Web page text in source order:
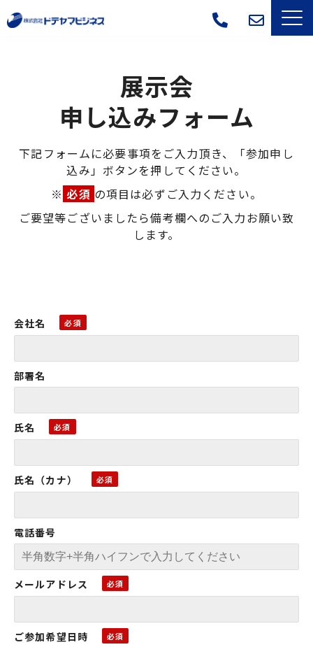
よくあるご質問
会社概要
展示会
申し込みフォーム
下記フォームに必要事項をご入力頂き、「参加申し
込み」ボタンを押してください。
※ 必須 の項目は必ずご入力ください。
ご要望等ございましたら備考欄へのご入力お願い致
します。
会社名
部署名
氏名
氏名（カナ）
電話番号
メールアドレス
ご参加希望日時